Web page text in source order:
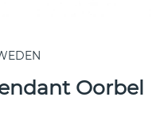
Oorbel